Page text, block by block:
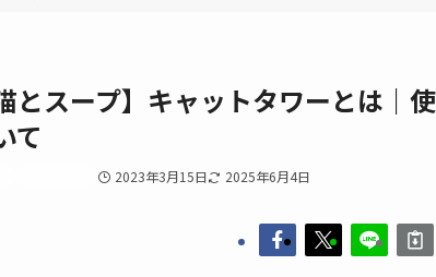
猫とスープ】キャットタワーとは｜
て
2023年3月15日 2025年6月4日